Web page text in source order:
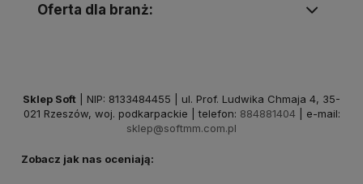
Oferta dla branż:
Sklep Soft | NIP: 8133484455 | ul. Prof. Ludwika Chmaja 4, 35-
021 Rzeszów, woj. podkarpackie | telefon: 884881404 | e-mail:
sklep@softmm.com.pl
Zobacz jak nas oceniają: